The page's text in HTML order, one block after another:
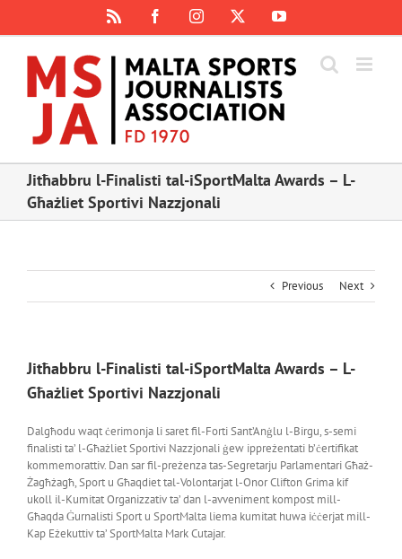
content
FacebookInstagram YouTube
Jitħabbru l-Finalisti tal-iSportMalta Awards – L-
Għażliet Sportivi Nazzjonali
Previous Next
Jitħabbru l-Finalisti tal-iSportMalta Awards – L-
Għażliet Sportivi Nazzjonali
Dalgħodu waqt ċerimonja li saret fil-Forti Sant’Anġlu l-Birgu, s-semi
finalisti ta’ l-Għażliet Sportivi Nazzjonali ġew ippreżentati b’ċertifikat
kommemorattiv. Dan sar fil-preżenza tas-Segretarju Parlamentari Għaż-
Żagħżagħ, Sport u Għaqdiet tal-Volontarjat l-Onor Clifton Grima kif
ukoll il-Kumitat Organizzativ ta’ dan l-avveniment kompost mill-
Għaqda Ġurnalisti Sport u SportMalta liema kumitat huwa iċċerjat mill-
Kap Eżekuttiv ta’ SportMalta Mark Cutajar.